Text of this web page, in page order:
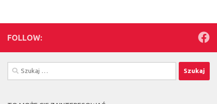
FOLLOW:
Szukaj: